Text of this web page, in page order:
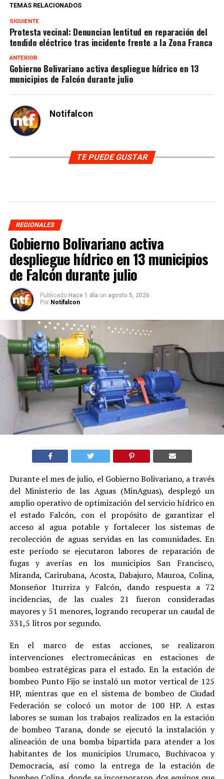
TEMAS RELACIONADOS
SIGUIENTE
Protesta vecinal: Denuncian lentitud en reparación del
tendido eléctrico tras incidente frente a la Zona Franca
ANTERIOR
Gobierno Bolivariano activa despliegue hídrico en 13
municipios de Falcón durante julio
Notifalcon
TE PUEDE GUSTAR
REGIONALES
Gobierno Bolivariano activa
despliegue hídrico en 13 municipios
de Falcón durante julio
Publicado Hace 1 día on agosto 5, 2026
Por Notifalcon
Durante el mes de julio, el Gobierno Bolivariano, a través
del Ministerio de las Aguas (MinAguas), desplegó un
amplio operativo de optimización del servicio hídrico en
el estado Falcón, con el propósito de garantizar el
acceso al agua potable y fortalecer los sistemas de
recolección de aguas servidas en las comunidades. En
este período se ejecutaron labores de reparación de
fugas y averías en los municipios San Francisco,
Miranda, Carirubana, Acosta, Dabajuro, Mauroa, Colina,
Monseñor Iturriza y Falcón, dando respuesta a 72
incidencias, de las cuales 21 fueron consideradas
mayores y 51 menores, logrando recuperar un caudal de
331,5 litros por segundo.
En el marco de estas acciones, se realizaron
intervenciones electromecánicas en estaciones de
bombeo estratégicas para el estado. En la estación de
bombeo Punto Fijo se instaló un motor vertical de 125
HP, mientras que en el sistema de bombeo de Ciudad
Federación se colocó un motor de 100 HP. A estas
labores se suman los trabajos realizados en la estación
de bombeo Tarana, donde se ejecutó la instalación y
alineación de una bomba bipartida para atender a los
habitantes de los municipios Urumaco, Buchivacoa y
Democracia, así como la entrega de la estación de